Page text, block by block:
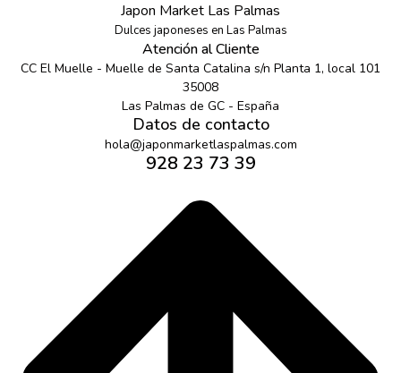
Japon Market Las Palmas
Dulces japoneses en Las Palmas
Atención al Cliente
CC El Muelle - Muelle de Santa Catalina s/n Planta 1, local 101
35008
Las Palmas de GC - España
Datos de contacto
hola@japonmarketlaspalmas.com
928 23 73 39